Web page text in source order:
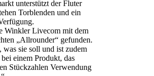
unterstützt der Fluter
Torblenden und ein
Winkler Livecom mit dem
„Allrounder“ gefunden.
was sie soll und ist zudem
einem Produkt, das
Stückzahlen Verwendung